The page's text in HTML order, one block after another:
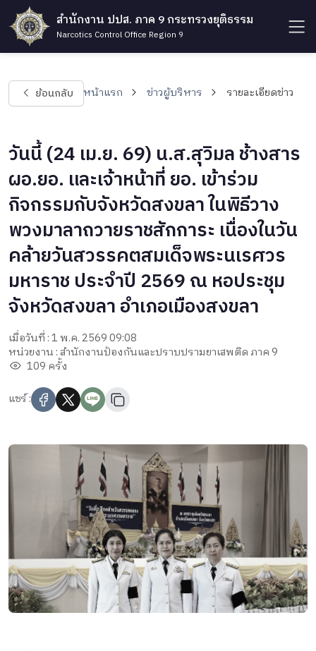
สำนักงาน ปปส. ภาค 9 กระทรวงยุติธรรม
Narcotics Control Office Region 9
ย้อนกลับ หน้าแรก ข่าวผู้บริหาร รายละเอียดข่าว
วันนี้ (24 เม.ย. 69) น.ส.สุวิมล ช้างสาร
ผอ.ยอ. และเจ้าหน้าที่ ยอ. เข้าร่วม
กิจกรรมกับจังหวัดสงขลา ในพิธีวาง
พวงมาลาถวายราชสักการะ เนื่องในวัน
คล้ายวันสวรรคตสมเด็จพระนเรศวร
มหาราช ประจำปี 2569 ณ หอประชุม
จังหวัดสงขลา อำเภอเมืองสงขลา
เมื่อวันที่ : 1 พ.ค. 2569 09:08
หน่วยงาน : สำนักงานป้องกันและปราบปรามยาเสพติด ภาค 9
109 ครั้ง
แชร์ :